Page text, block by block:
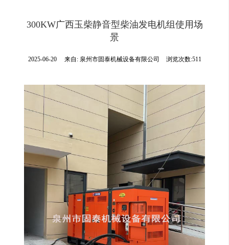
300KW广西玉柴静音型柴油发电机组使用场
景
2025-06-20 来自: 泉州市固泰机械设备有限公司 浏览次数:511